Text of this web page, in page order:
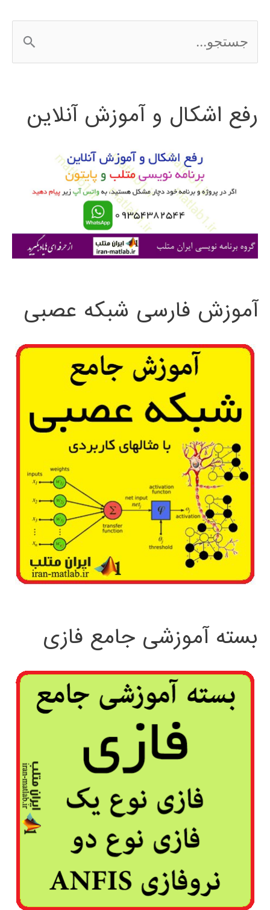
س
ج
ی
رفع اشکال و آموزش آنلاین
آموزش فارسی شبکه عصبی
بسته آموزشی جامع فازی